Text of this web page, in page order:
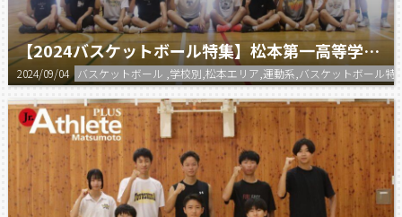
【2024バスケットボール特集】松本第一高等学校 男子バスケットボール部
2024/09/04 バスケットボール ,学校別,松本エリア,運動系,バスケットボール